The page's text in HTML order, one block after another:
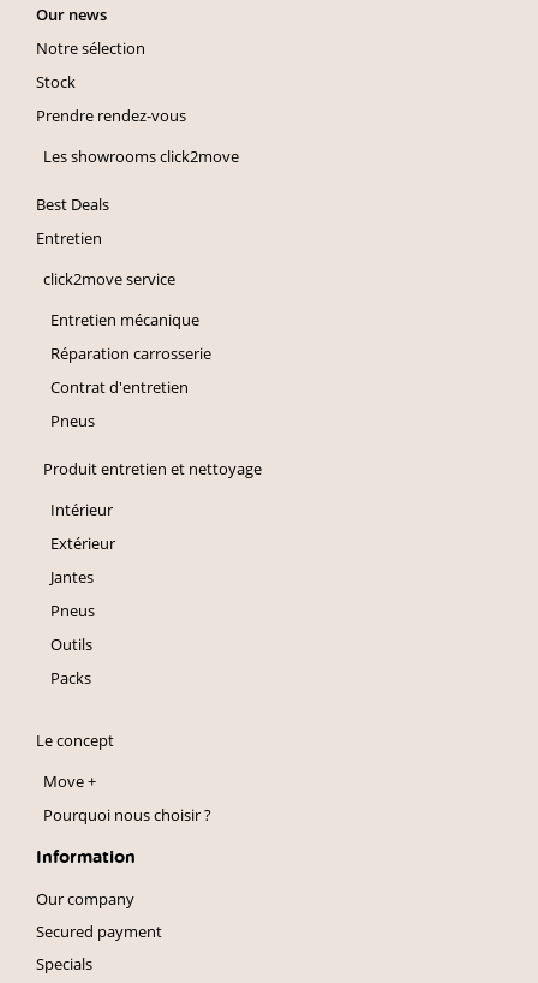
Our news
Notre sélection
Stock
Prendre rendez-vous
Les showrooms click2move
Best Deals
Entretien
click2move service
Entretien mécanique
Réparation carrosserie
Contrat d'entretien
Pneus
Produit entretien et nettoyage
Intérieur
Extérieur
Jantes
Pneus
Outils
Packs
Le concept
Move +
Pourquoi nous choisir ?
Information
Our company
Secured payment
Specials